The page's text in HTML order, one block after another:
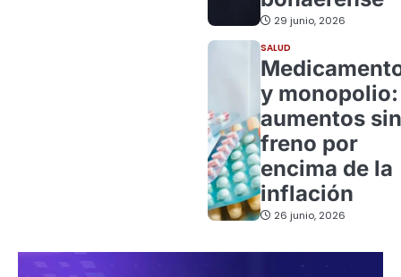
29 junio, 2026
SALUD
y monopolio:
aumentos sin
freno por
encima de la
inflación
26 junio, 2026